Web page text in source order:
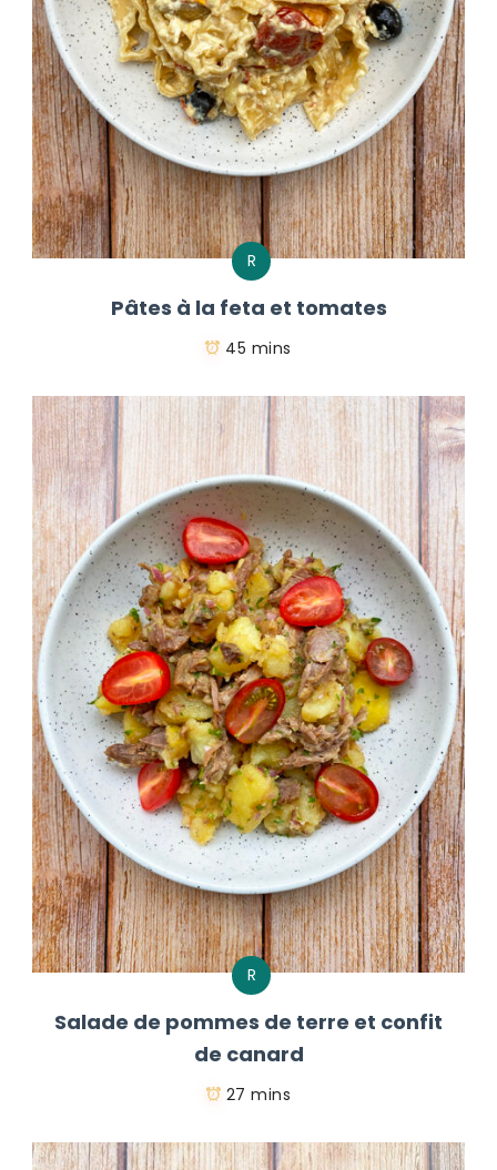
R
Pâtes à la feta et tomates
45 mins
R
Salade de pommes de terre et confit
de canard
27 mins